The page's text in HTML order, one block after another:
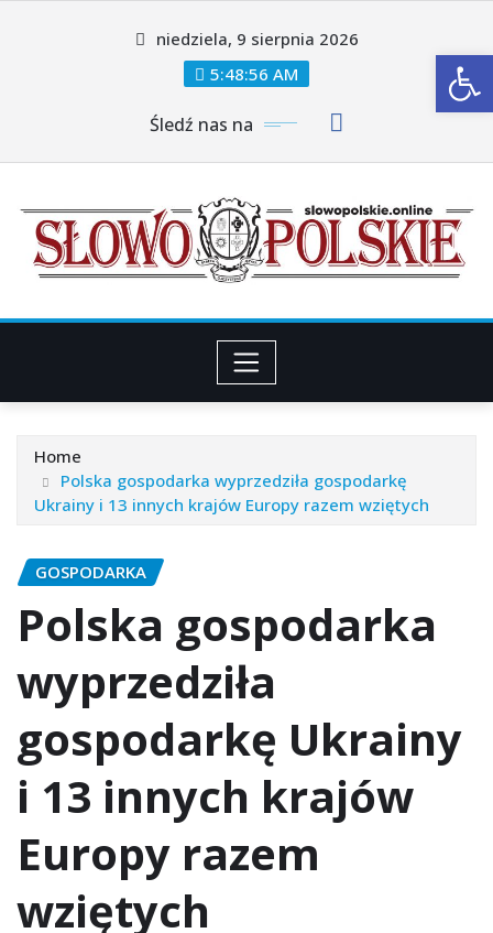
niedziela, 9 sierpnia 2026
5:48:57 AM
Śledź nas na
Home
Polska gospodarka wyprzedziła gospodarkę
Ukrainy i 13 innych krajów Europy razem wziętych
GOSPODARKA
Polska gospodarka
wyprzedziła
gospodarkę Ukrainy
i 13 innych krajów
Europy razem
wziętych